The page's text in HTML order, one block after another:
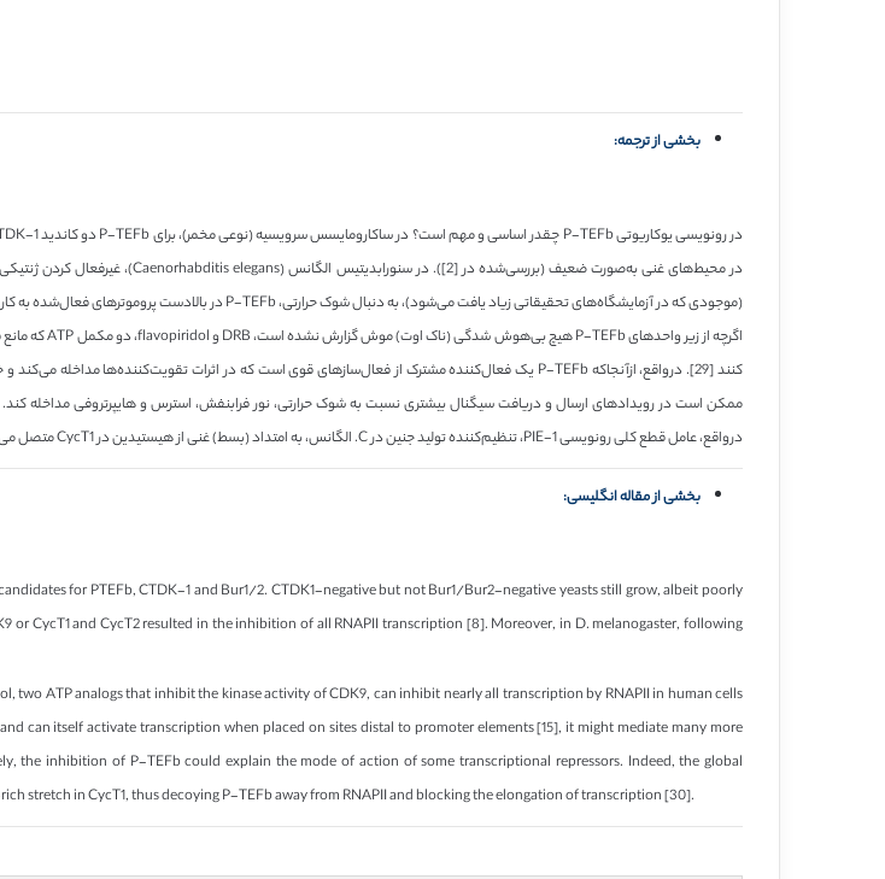
بخشی از ترجمه:
(موجودی که در آزمایشگاه‌های تحقیقاتی زیاد یافت می‌شود)، به دنبال شوک حرارتی، P-TEFb در بالادست پروموترهای فعال‌شده به کار گرفته می‌شود [28].
درواقع، عامل قطع کلی رونویسی PIE-1، تنظیم‌کننده تولید جنین در C. الگانس، به امتداد (بسط) غنی از هیستیدین در CycT1 متصل می‌شود، درنتیجه سبب به دام انداختن P-TEFb دور از RNAPII و مانع پیشرفت رونویسی می‌شود [30].
بخشی از مقاله انگلیسی:
for PTEFb, CTDK-1 and Bur1/2. CTDK1-negative but not Bur1/Bur2-negative yeasts still grow, albeit poorly
CycT1 and CycT2 resulted in the inhibition of all RNAPII transcription [8]. Moreover, in D. melanogaster, following
ATP analogs that inhibit the kinase activity of CDK9, can inhibit nearly all transcription by RNAPII in human cells
can itself activate transcription when placed on sites distal to promoter elements [15], it might mediate many more
the inhibition of P-TEFb could explain the mode of action of some transcriptional repressors. Indeed, the global
stretch in CycT1, thus decoying P-TEFb away from RNAPII and blocking the elongation of transcription [30].